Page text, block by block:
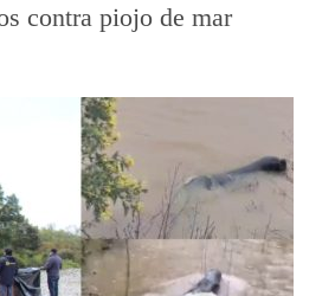
contra piojo de mar